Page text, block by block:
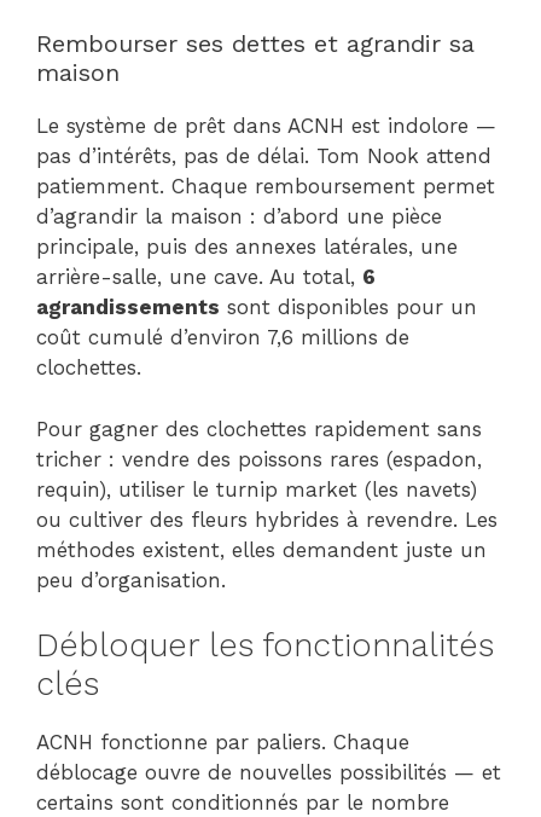
Rembourser ses dettes et agrandir sa
maison
Le système de prêt dans ACNH est indolore —
pas d’intérêts, pas de délai. Tom Nook attend
patiemment. Chaque remboursement permet
d’agrandir la maison : d’abord une pièce
principale, puis des annexes latérales, une
arrière-salle, une cave. Au total, 6
agrandissements sont disponibles pour un
coût cumulé d’environ 7,6 millions de
clochettes.
Pour gagner des clochettes rapidement sans
tricher : vendre des poissons rares (espadon,
requin), utiliser le turnip market (les navets)
ou cultiver des fleurs hybrides à revendre. Les
méthodes existent, elles demandent juste un
peu d’organisation.
Débloquer les fonctionnalités
clés
ACNH fonctionne par paliers. Chaque
déblocage ouvre de nouvelles possibilités — et
certains sont conditionnés par le nombre